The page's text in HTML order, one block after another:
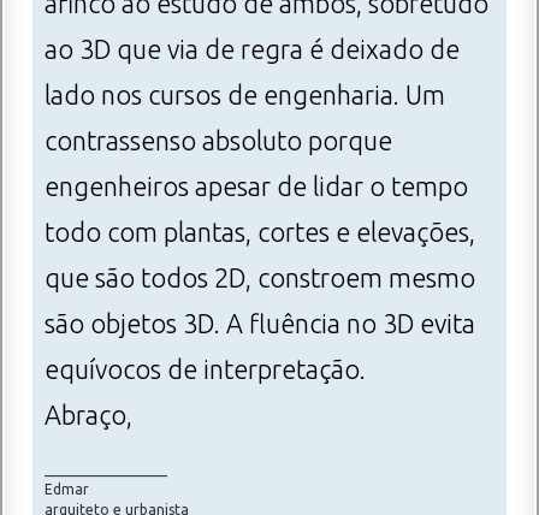
ao 3D que via de regra é deixado de
lado nos cursos de engenharia. Um
contrassenso absoluto porque
engenheiros apesar de lidar o tempo
todo com plantas, cortes e elevações,
que são todos 2D, constroem mesmo
são objetos 3D. A fluência no 3D evita
equívocos de interpretação.
Abraço,
Edmar
arquiteto e urbanista